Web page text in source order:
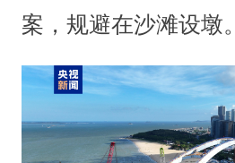
案，规避在沙滩设墩。